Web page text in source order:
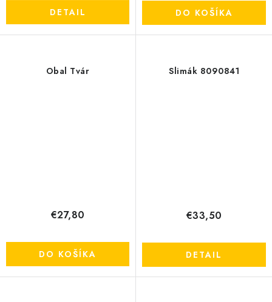
DETAIL DO KOŠÍKA
Obal Tvár
€27,80
DO KOŠÍKA
Slimák 8090841
€33,50
DETAIL